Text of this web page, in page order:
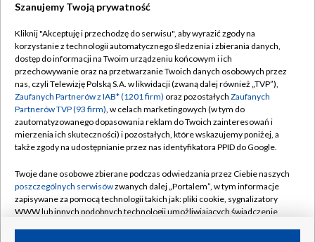
TVP
Abonament TVP
Emisja w TVP
Centrum informacji TVP
Naziemna Telewizja Cyfrowa
Rada Programowa
System NOS
Informacje o nadawcy
Regulamin TVP
Polityka prywatności
Moje zgody
Pomoc
Kontakt
Kanały
Szanujemy Twoją prywatność
Kliknij "Akceptuję i przechodzę do serwisu", aby wyrazić zgody na
korzystanie z technologii automatycznego śledzenia i zbierania danych,
dostęp do informacji na Twoim urządzeniu końcowym i ich
przechowywanie oraz na przetwarzanie Twoich danych osobowych przez
nas, czyli Telewizję Polską S.A. w likwidacji (zwaną dalej również „TVP”),
Zaufanych Partnerów z IAB* (1201 firm) oraz pozostałych Zaufanych
Partnerów TVP (93 firm), w celach marketingowych (w tym do
zautomatyzowanego dopasowania reklam do Twoich zainteresowań i
mierzenia ich skuteczności) i pozostałych, które wskazujemy poniżej, a
także zgody na udostępnianie przez nas identyfikatora PPID do Google.
Twoje dane osobowe zbierane podczas odwiedzania przez Ciebie naszych
poszczególnych serwisówzwanych dalej „Portalem”, w tym informacje
zapisywane za pomocą technologii takich jak: pliki cookie, sygnalizatory
WWW lub innych podobnych technologii umożliwiających świadczenie